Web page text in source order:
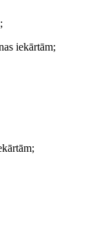
iekārtām;